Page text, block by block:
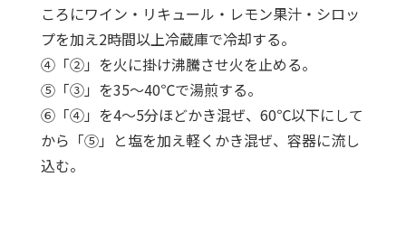
ころにワイン・リキュール・レモン果汁・シロッ
プを加え2時間以上冷蔵庫で冷却する。
④「②」を火に掛け沸騰させ火を止める。
⑤「③」を35～40℃で湯煎する。
⑥「④」を4～5分ほどかき混ぜ、60℃以下にして
から「⑤」と塩を加え軽くかき混ぜ、容器に流し
込む。